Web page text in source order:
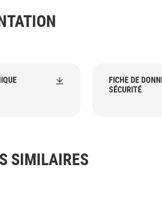
FICHE DE
SÉCURITÉ
SIMILAIRES